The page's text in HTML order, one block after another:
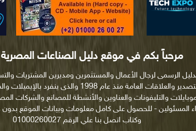
مرحباً بكم في موقع دليل الصناعات
الرسمى لرجال الأعمال والمستثمرين ومديرين المشتريات
والتصدير والعلاقات العامة منذ عام 1998 والذى
والتليفونات والعناوين والأنشطة للمصانع والشركات
المسئولين - للحصول على كامل معلومات وبيانات الموقع
وكتاب اتصل بنا علي الرقم 01000260027